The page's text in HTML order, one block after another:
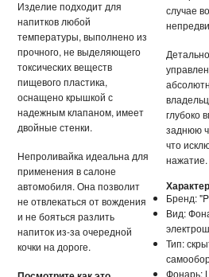
Изделие подходит для
напитков любой
температуры, выполнено из
прочного, не выделяющего
токсических веществ
пищевого пластика,
оснащено крышкой с
надежным клапаном, имеет
двойные стенки.
Непроливайка идеальна для
применения в салоне
автомобиля. Она позволит
не отвлекаться от вождения
и не бояться разлить
напиток из-за очередной
кочки на дороге.
случае
глубоко
заднюю
что
нажатие.
Бренд:
Вид:
Тип:
Фонарь: